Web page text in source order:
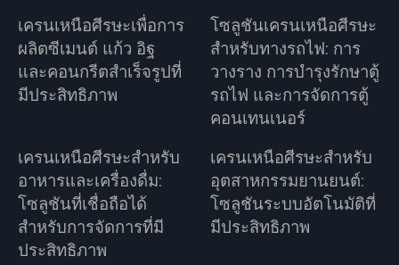
เครนเหนือศีรษะเพื่อการ
ผลิตซีเมนต์ แก้ว อิฐ
และคอนกรีตสำเร็จรูปที่
มีประสิทธิภาพ
โซลูชันเครนเหนือศีรษะ
สำหรับทางรถไฟ: การ
วางราง การบำรุงรักษาตู้
รถไฟ และการจัดการตู้
คอนเทนเนอร์
เครนเหนือศีรษะสำหรับ
อาหารและเครื่องดื่ม:
โซลูชันที่เชื่อถือได้
สำหรับการจัดการที่มี
ประสิทธิภาพ
เครนเหนือศีรษะสำหรับ
อุตสาหกรรมยานยนต์:
โซลูชันระบบอัตโนมัติที่
มีประสิทธิภาพ